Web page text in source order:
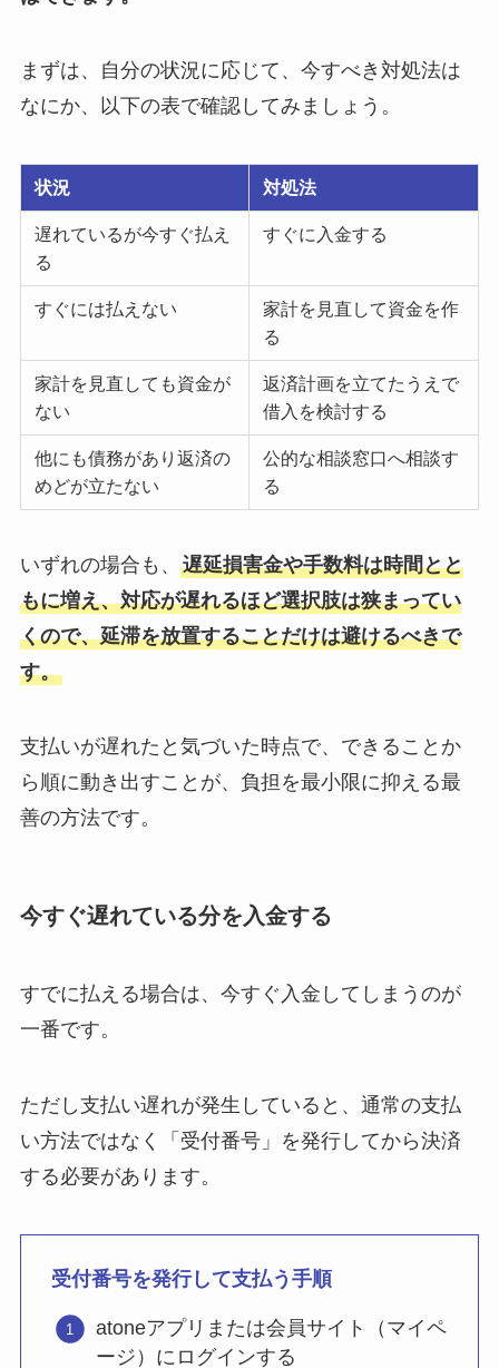
まずは、自分の状況に応じて、今すべき対処法は
なにか、以下の表で確認してみましょう。
状況 対処法
遅れているが今すぐ払え
る
すぐに入金する
すぐには払えない
家計を見直して資金を作
る
家計を見直しても資金が
ない
返済計画を立てたうえで
借入を検討する
他にも債務があり返済の
めどが立たない
公的な相談窓口へ相談す
る
いずれの場合も、 遅延損害金や手数料は時間とと
もに増え、対応が遅れるほど選択肢は狭まってい
くので、延滞を放置することだけは避けるべきで
す。
支払いが遅れたと気づいた時点で、できることか
ら順に動き出すことが、負担を最小限に抑える最
善の方法です。
今すぐ遅れている分を入金する
すでに払える場合は、今すぐ入金してしまうのが
一番です。
ただし支払い遅れが発生していると、通常の支払
い方法ではなく「受付番号」を発行してから決済
する必要があります。
受付番号を発行して支払う手順
atoneアプリまたは会員サイト（マイペ
ージ）にログインする